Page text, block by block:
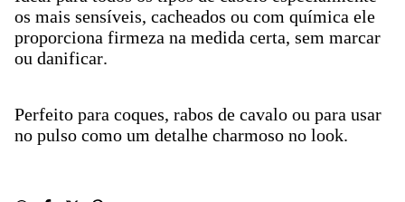
os mais sensíveis, cacheados ou com química ele
proporciona firmeza na medida certa, sem marcar
ou danificar.
Perfeito para coques, rabos de cavalo ou para usar
no pulso como um detalhe charmoso no look.